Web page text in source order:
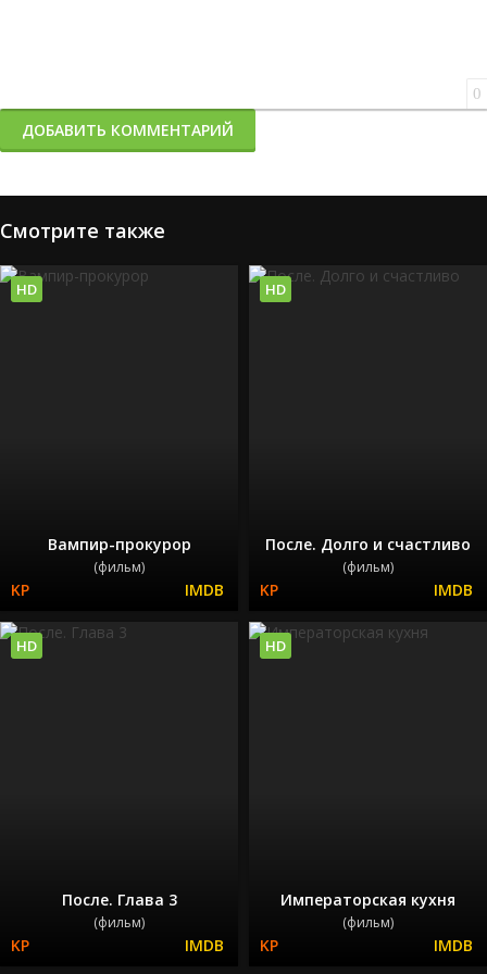
0
ДОБАВИТЬ КОММЕНТАРИЙ
Смотрите также
Вампир-прокурор
(фильм)
HD
После. Долго и счастливо
(фильм)
HD
После. Глава 3
(фильм)
HD
Императорская кухня
(фильм)
HD